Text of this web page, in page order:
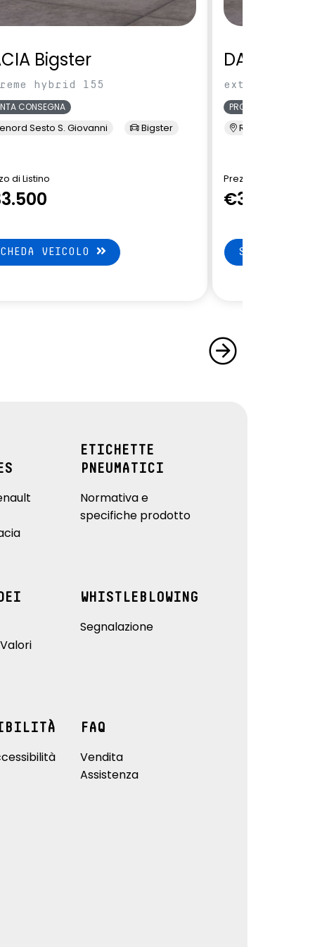
Bigster
hybrid 155
CONSEGNA
Sesto S. Giovanni Bigster
di Listino
VEICOLO
DACIA
extreme
PRONTA CONSEGNA
Renord Sesto S.
Prezzo di Listino
€32.650
SCHEDA
ETICHETTE
PNEUMATICI
Normativa e
specifiche prodotto
WHISTLEBLOWING
Segnalazione
FAQ
Vendita
Assistenza